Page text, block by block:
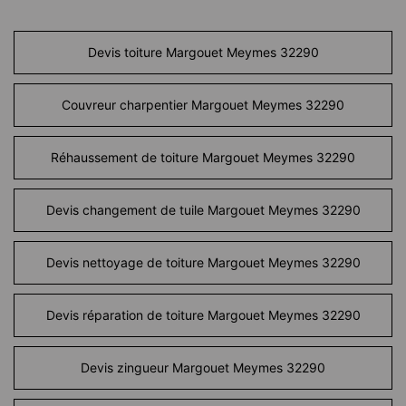
Devis toiture Margouet Meymes 32290
Couvreur charpentier Margouet Meymes 32290
Réhaussement de toiture Margouet Meymes 32290
Devis changement de tuile Margouet Meymes 32290
Devis nettoyage de toiture Margouet Meymes 32290
Devis réparation de toiture Margouet Meymes 32290
Devis zingueur Margouet Meymes 32290